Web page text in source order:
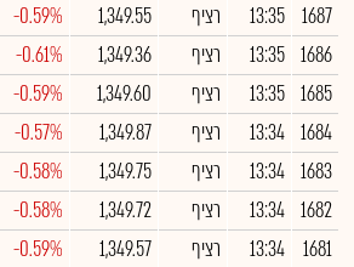
1687
13:35 רציף 1,349.55
-0.59%
1686
13:35 רציף 1,349.36
-0.61%
1685
13:35 רציף 1,349.60
-0.59%
1684
13:34 רציף 1,349.87
-0.57%
1683
13:34 רציף 1,349.75
-0.58%
1682
13:34 רציף 1,349.72
-0.58%
1681
13:34 רציף 1,349.57
-0.59%